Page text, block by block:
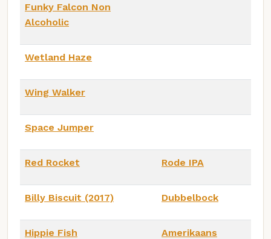
Funky Falcon Non
Alcoholic
Wetland Haze
Wing Walker
Space Jumper
Red Rocket Rode IPA
Billy Biscuit (2017) Dubbelbock
Hippie Fish
Amerikaans